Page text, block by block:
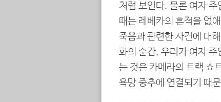
처럼 보인다. 물론 여자
때는 레베카의 흔적을 없
죽음과 관련한 사건에 대
화의 순간, 우리가 여자
는 것은 카메라의 트랙 쇼
욕망 중추에 연결되기 때